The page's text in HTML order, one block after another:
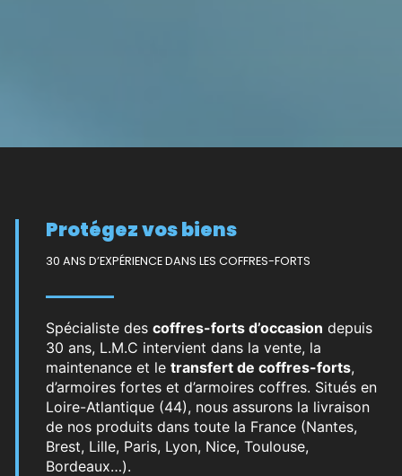
Protégez vos biens
30 ANS D’EXPÉRIENCE DANS LES COFFRES-FORTS
Spécialiste des coffres-forts d’occasion depuis
30 ans, L.M.C intervient dans la vente, la
maintenance et le transfert de coffres-forts,
d’armoires fortes et d’armoires coffres. Situés en
Loire-Atlantique (44), nous assurons la livraison
de nos produits dans toute la France (Nantes,
Brest, Lille, Paris, Lyon, Nice, Toulouse,
Bordeaux…).